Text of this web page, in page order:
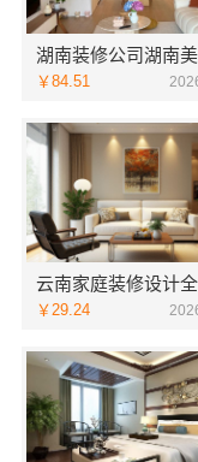
￥84.51
￥29.24